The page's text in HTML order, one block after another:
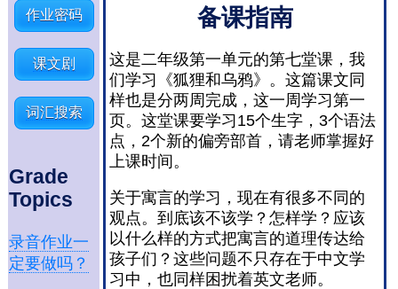
作业密码
课文剧
词汇搜索
Grade
Topics
录音作业一
定要做吗？
备课指南
这是二年级第一单元的第七堂课，我
们学习《狐狸和乌鸦》。这篇课文同
样也是分两周完成，这一周学习第一
页。这堂课要学习15个生字，3个语法
点，2个新的偏旁部首，请老师掌握好
上课时间。
关于寓言的学习，现在有很多不同的
观点。到底该不该学？怎样学？应该
以什么样的方式把寓言的道理传达给
孩子们？这些问题不只存在于中文学
习中，也同样困扰着英文老师。